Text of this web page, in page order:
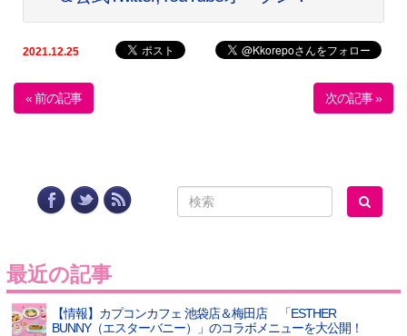
2021.12.25
« 前の記事 次の記事 »
最近の記事
【情報】カプコンカフェ 池袋店＆梅田店 「ESTHER
BUNNY（エスターバニー）」のコラボメニューを大公開！